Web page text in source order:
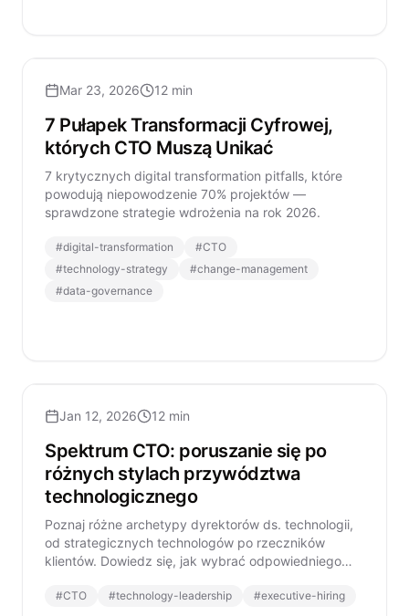
Mar 23, 2026 12 min
7 Pułapek Transformacji Cyfrowej,
których CTO Muszą Unikać
7 krytycznych digital transformation pitfalls, które
powodują niepowodzenie 70% projektów —
sprawdzone strategie wdrożenia na rok 2026.
#digital-transformation #CTO
#technology-strategy #change-management
#data-governance
Jan 12, 2026 12 min
Spektrum CTO: poruszanie się po
różnych stylach przywództwa
technologicznego
Poznaj różne archetypy dyrektorów ds. technologii,
od strategicznych technologów po rzeczników
klientów. Dowiedz się, jak wybrać odpowiedniego
organizacji.
#CTO #technology-leadership #executive-hiring